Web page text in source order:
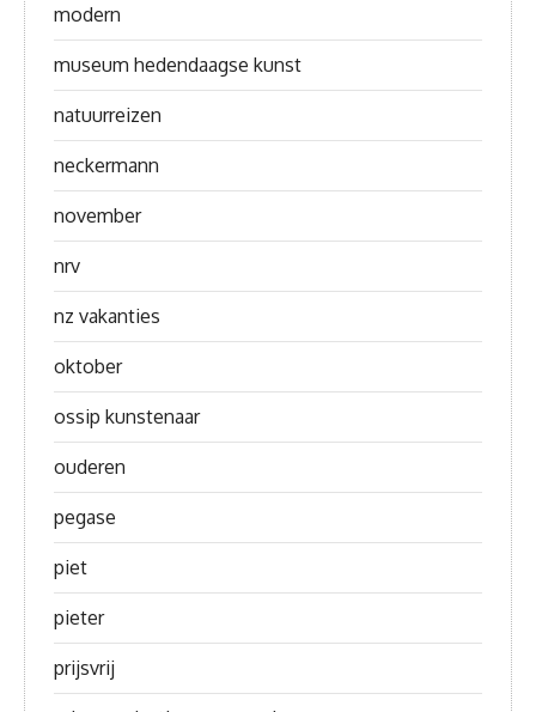
modern
museum hedendaagse kunst
natuurreizen
neckermann
november
nrv
nz vakanties
oktober
ossip kunstenaar
ouderen
pegase
piet
pieter
prijsvrij